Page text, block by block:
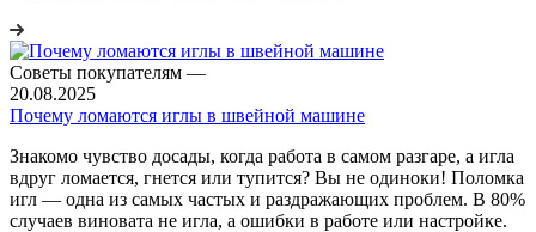
Советы покупателям —
20.08.2025
Почему ломаются иглы в швейной машине
Знакомо чувство досады, когда работа в самом разгаре, а игла
вдруг ломается, гнется или тупится? Вы не одиноки! Поломка
игл — одна из самых частых и раздражающих проблем. В 80%
случаев виновата не игла, а ошибки в работе или настройке.